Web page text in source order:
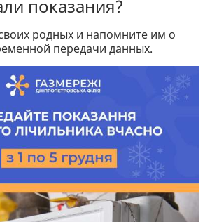
показания?
родных и напомните им о
передачи данных.